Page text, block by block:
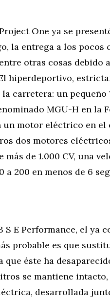
One ya se
la entrega a los
otras cosas debido
hiperdeportivo,
carretera: un pequeño
MGU-H en la
un motor eléctrico en el
dos motores
de 1.000 CV, una
200 en menos de 6
S E Performance, el ya
probable es que
que éste ha
se mantiene
desarrollada